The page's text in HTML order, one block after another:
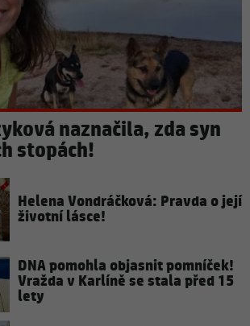
naznačila, zda syn
stopách!
Helena Vondráčková: Pravda o její
životní lásce!
DNA pomohla objasnit pomníček!
Vražda v Karlíně se stala před 15
lety